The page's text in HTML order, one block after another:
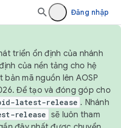
Đăng nhập
triển ổn định của nhánh
của nền tảng cho hệ
mã nguồn lên AOSP
Để tạo và đóng góp cho
latest-release . Nhánh
release sẽ luôn tham